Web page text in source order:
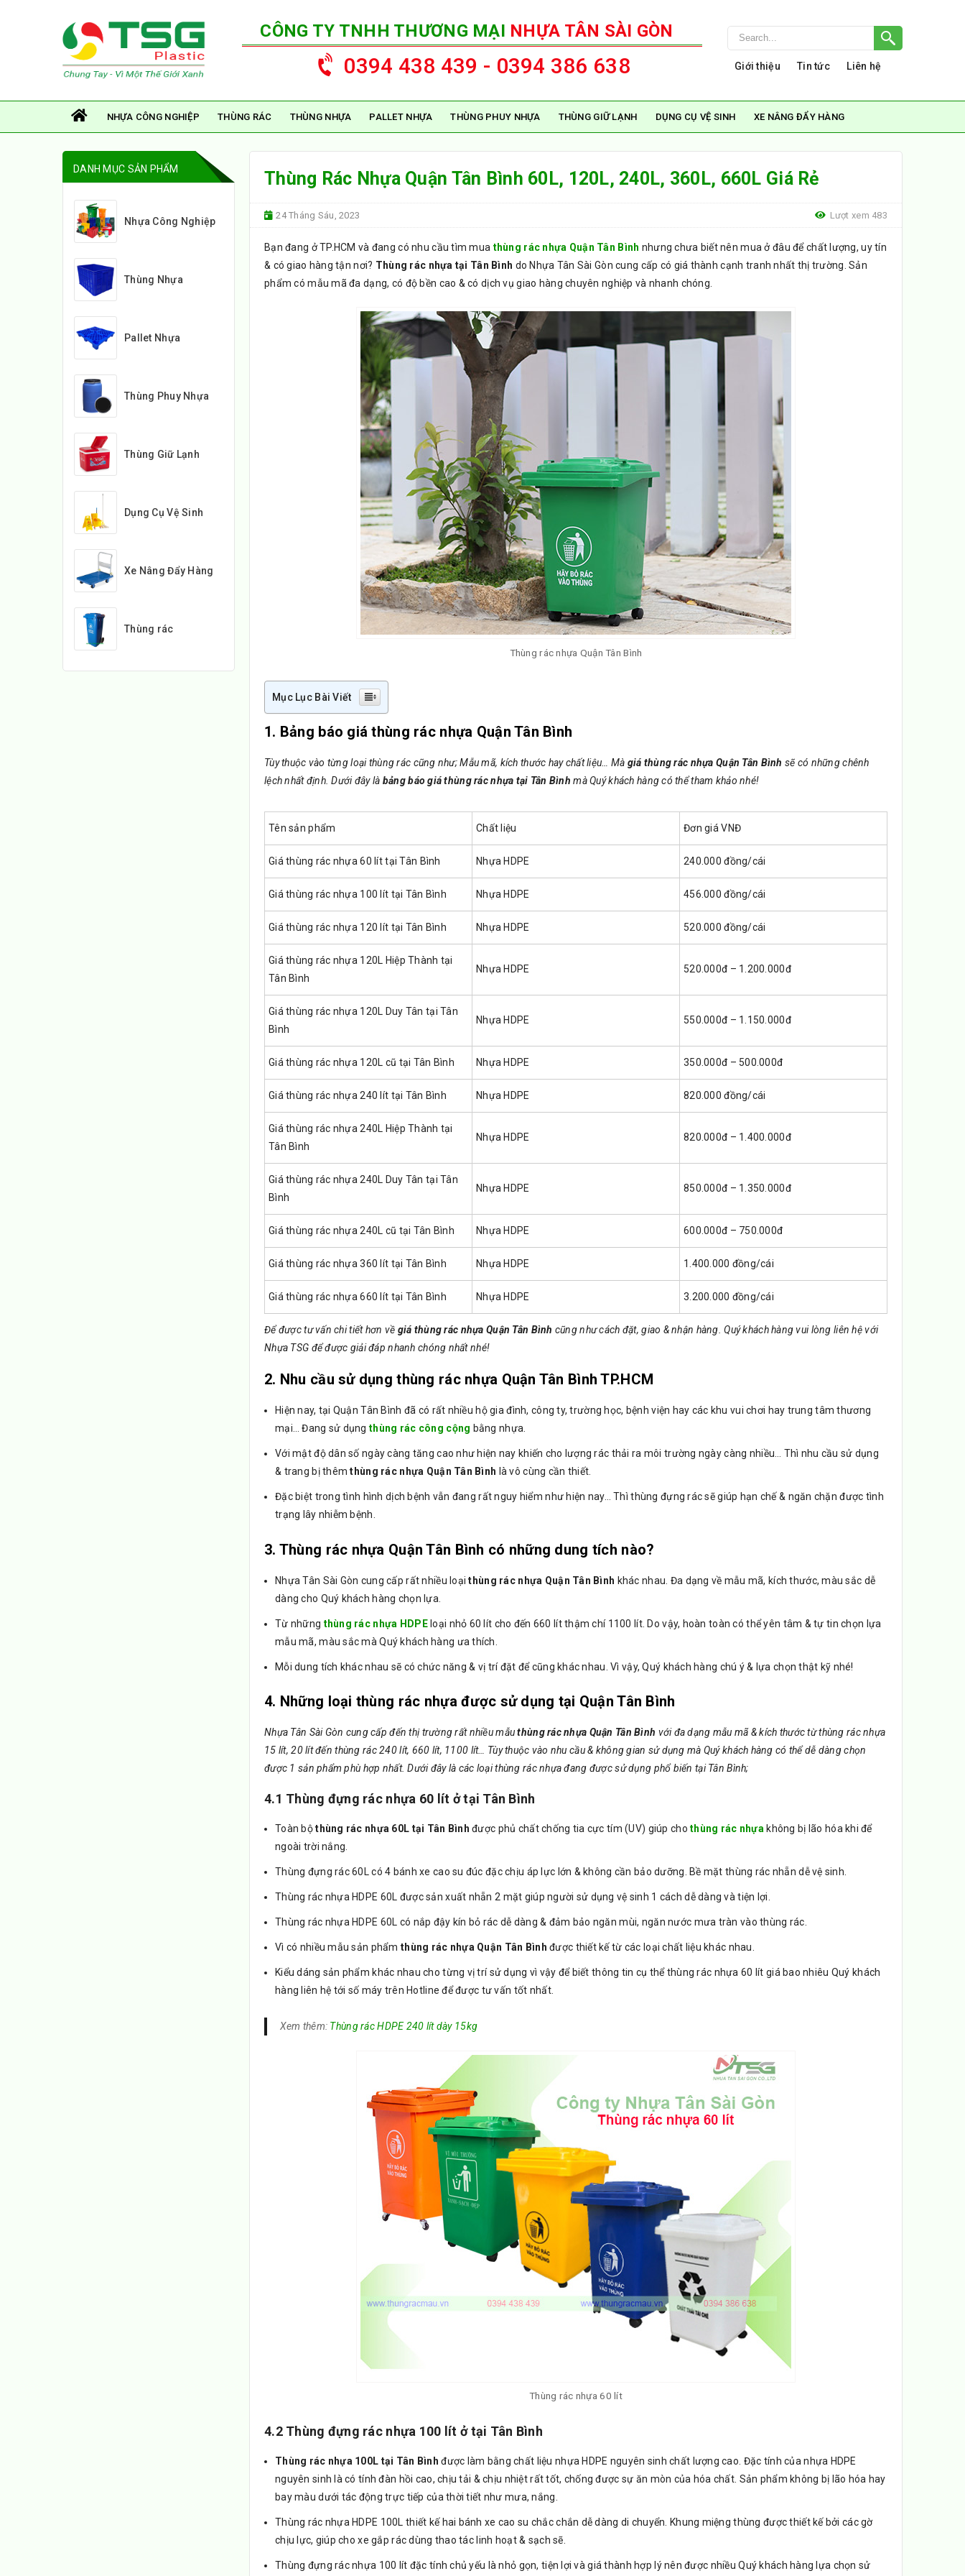
CÔNG TY TNHH THƯƠNG MẠI NHỰA TÂN SÀI GÒN
0394 438 439 - 0394 386 638 Giới thiệu Tin tức Liên hệ
NHỰA CÔNG NGHIỆP THÙNG RÁC THÙNG NHỰA PALLET NHỰA THÙNG PHUY NHỰA THÙNG GIỮ LẠNH DỤNG CỤ VỆ SINH XE NÂNG ĐẨY HÀNG
Thùng Rác Nhựa Quận Tân Bình 60L, 120L, 240L, 360L, 660L Giá Rẻ
24 Tháng Sáu, 2023 Lượt xem 483
Bạn đang ở TP.HCM và đang có nhu cầu tìm mua thùng rác nhựa Quận Tân Bình nhưng chưa biết nên mua ở đâu để chất lượng, uy tín
& có giao hàng tận nơi? Thùng rác nhựa tại Tân Bình do Nhựa Tân Sài Gòn cung cấp có giá thành cạnh tranh nhất thị trường. Sản
phẩm có mẫu mã đa dạng, có độ bền cao & có dịch vụ giao hàng chuyên nghiệp và nhanh chóng.
Thùng rác nhựa Quận Tân Bình
Mục Lục Bài Viết
1. Bảng báo giá thùng rác nhựa Quận Tân Bình
Tùy thuộc vào từng loại thùng rác cũng như; Mẫu mã, kích thước hay chất liệu… Mà giá thùng rác nhựa Quận Tân Bình sẽ có những chênh
lệch nhất định. Dưới đây là bảng báo giá thùng rác nhựa tại Tân Bình mà Quý khách hàng có thể tham khảo nhé!
Tên sản phẩm Chất liệu Đơn giá VNĐ
Giá thùng rác nhựa 60 lít tại Tân Bình Nhựa HDPE 240.000 đồng/cái
Giá thùng rác nhựa 100 lít tại Tân Bình Nhựa HDPE 456.000 đồng/cái
Giá thùng rác nhựa 120 lít tại Tân Bình Nhựa HDPE 520.000 đồng/cái
Giá thùng rác nhựa 120L Hiệp Thành tại
Tân Bình
Nhựa HDPE 520.000đ – 1.200.000đ
Giá thùng rác nhựa 120L Duy Tân tại Tân
Bình
Nhựa HDPE 550.000đ – 1.150.000đ
Giá thùng rác nhựa 120L cũ tại Tân Bình Nhựa HDPE 350.000đ – 500.000đ
Giá thùng rác nhựa 240 lít tại Tân Bình Nhựa HDPE 820.000 đồng/cái
Giá thùng rác nhựa 240L Hiệp Thành tại
Tân Bình
Nhựa HDPE 820.000đ – 1.400.000đ
Giá thùng rác nhựa 240L Duy Tân tại Tân
Bình
Nhựa HDPE 850.000đ – 1.350.000đ
Giá thùng rác nhựa 240L cũ tại Tân Bình Nhựa HDPE 600.000đ – 750.000đ
Giá thùng rác nhựa 360 lít tại Tân Bình Nhựa HDPE 1.400.000 đồng/cái
Giá thùng rác nhựa 660 lít tại Tân Bình Nhựa HDPE 3.200.000 đồng/cái
Để được tư vấn chi tiết hơn về giá thùng rác nhựa Quận Tân Bình cũng như cách đặt, giao & nhận hàng. Quý khách hàng vui lòng liên hệ với
Nhựa TSG để được giải đáp nhanh chóng nhất nhé!
2. Nhu cầu sử dụng thùng rác nhựa Quận Tân Bình TP.HCM
Hiện nay, tại Quận Tân Bình đã có rất nhiều hộ gia đình, công ty, trường học, bệnh viện hay các khu vui chơi hay trung tâm thương
mại… Đang sử dụngthùng rác công cộng bằng nhựa.
Với mật độ dân số ngày càng tăng cao như hiện nay khiến cho lượng rác thải ra môi trường ngày càng nhiều… Thì nhu cầu sử dụng
& trang bị thêmthùng rác nhựa Quận Tân Bình là vô cùng cần thiết.
Đặc biệt trong tình hình dịch bệnh vẫn đang rất nguy hiểm như hiện nay… Thì thùng đựng rác sẽ giúp hạn chế & ngăn chặn được tình
trạng lây nhiễm bệnh.
3. Thùng rác nhựa Quận Tân Bình có những dung tích nào?
Nhựa Tân Sài Gòn cung cấp rất nhiều loạithùng rác nhựa Quận Tân Bình khác nhau. Đa dạng về mẫu mã, kích thước, màu sắc dễ
dàng cho Quý khách hàng chọn lựa.
Từ những thùng rác nhựa HDPEloại nhỏ 60 lít cho đến 660 lít thậm chí 1100 lít. Do vậy, hoàn toàn có thể yên tâm & tự tin chọn lựa
mẫu mã, màu sắc mà Quý khách hàng ưa thích.
Mỗi dung tích khác nhau sẽ có chức năng & vị trí đặt để cũng khác nhau. Vì vậy, Quý khách hàng chú ý & lựa chọn thật kỹ nhé!
4. Những loại thùng rác nhựa được sử dụng tại Quận Tân Bình
Nhựa Tân Sài Gòn cung cấp đến thị trường rất nhiều mẫuthùng rác nhựa Quận Tân Bình với đa dạng mẫu mã & kích thước từ thùng rác nhựa
15 lít, 20 lít đến thùng rác 240 lít, 660 lít, 1100 lít… Tùy thuộc vào nhu cầu & không gian sử dụng mà Quý khách hàng có thể dễ dàng chọn
được 1 sản phẩm phù hợp nhất. Dưới đây là các loại thùng rác nhựa đang được sử dụng phổ biến tại Tân Bình;
4.1 Thùng đựng rác nhựa 60 lít ở tại Tân Bình
Toàn bộthùng rác nhựa 60L tại Tân Bình được phủ chất chống tia cực tím (UV) giúp chothùng rác nhựa không bị lão hóa khi để
ngoài trời nắng.
Thùng đựng rác 60L có 4 bánh xe cao su đúc đặc chịu áp lực lớn & không cần bảo dưỡng. Bề mặt thùng rác nhẵn dễ vệ sinh.
Thùng rác nhựa HDPE 60L được sản xuất nhẵn 2 mặt giúp người sử dụng vệ sinh 1 cách dễ dàng và tiện lợi.
Thùng rác nhựa HDPE 60L có nắp đậy kín bỏ rác dễ dàng & đảm bảo ngăn mùi, ngăn nước mưa tràn vào thùng rác.
Vì có nhiều mẫu sản phẩm thùng rác nhựa Quận Tân Bình được thiết kế từ các loại chất liệu khác nhau.
Kiểu dáng sản phẩm khác nhau cho từng vị trí sử dụng vì vậy để biết thông tin cụ thể thùng rác nhựa 60 lít giá bao nhiêu Quý khách
hàng liên hệ tới số máy trên Hotline để được tư vấn tốt nhất.
Xem thêm: Thùng rác HDPE 240 lít dày 15kg
Thùng rác nhựa 60 lít
4.2 Thùng đựng rác nhựa 100 lít ở tại Tân Bình
Thùng rác nhựa 100L tại Tân Bình được làm bằng chất liệu nhựa HDPE nguyên sinh chất lượng cao. Đặc tính của nhựa HDPE
nguyên sinh là có tính đàn hồi cao, chịu tải & chịu nhiệt rất tốt, chống được sự ăn mòn của hóa chất. Sản phẩm không bị lão hóa hay
bay màu dưới tác động trực tiếp của thời tiết như mưa, nắng.
Thùng rác nhựa HDPE 100L thiết kế hai bánh xe cao su chắc chắn dễ dàng di chuyển. Khung miệng thùng được thiết kế bởi các gờ
chịu lực, giúp cho xe gắp rác dùng thao tác linh hoạt & sạch sẽ.
Thùng đựng rác nhựa 100 lít đặc tính chủ yếu là nhỏ gọn, tiện lợi và giá thành hợp lý nên được nhiều Quý khách hàng lựa chọn sử
DANH MỤC SẢN PHẨM
Nhựa Công Nghiệp
Thùng Nhựa
Pallet Nhựa
Thùng Phuy Nhựa
Thùng Giữ Lạnh
Dụng Cụ Vệ Sinh
Xe Nâng Đẩy Hàng
Thùng rác